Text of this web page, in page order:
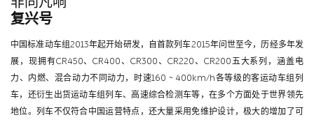
复兴号
中国标准动车组2013年起开始研发，自首款列车2015年问世至今，历经多年发
展，现拥有CR450、CR400、CR300、CR220、CR200五大系列，涵盖电
力、内燃、混合动力不同动力，时速160 ~ 400km/h各等级的客运动车组列
车，还衍生出货运动车组列车、高速综合检测车等，在多个方面处于世界领先
地位。列车不仅符合中国运营特点，还大量采用免维护设计，极大的增加了可